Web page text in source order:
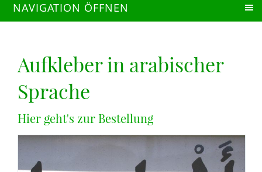
NAVIGATION ÖFFNEN
Aufkleber in arabischer
Sprache
Hier geht's zur Bestellung